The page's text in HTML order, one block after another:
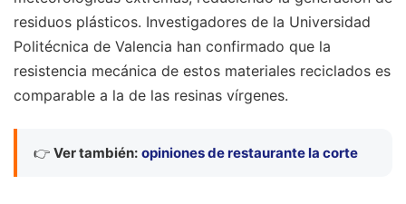
residuos plásticos. Investigadores de la Universidad
Politécnica de Valencia han confirmado que la
resistencia mecánica de estos materiales reciclados es
comparable a la de las resinas vírgenes.
👉 Ver también: opiniones de restaurante la corte